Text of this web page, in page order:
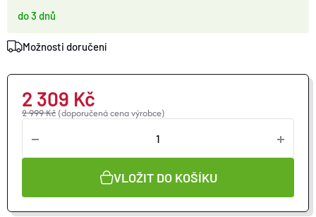
do 3 dnů
Možnosti doručení
2 999 Kč (doporučená cena výrobce)
2 309 Kč
VLOŽIT DO KOŠÍKU